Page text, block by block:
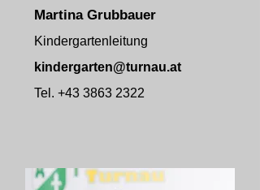
Martina Grubbauer
Kindergartenleitung
kindergarten@turnau.at
Tel. +43 3863 2322